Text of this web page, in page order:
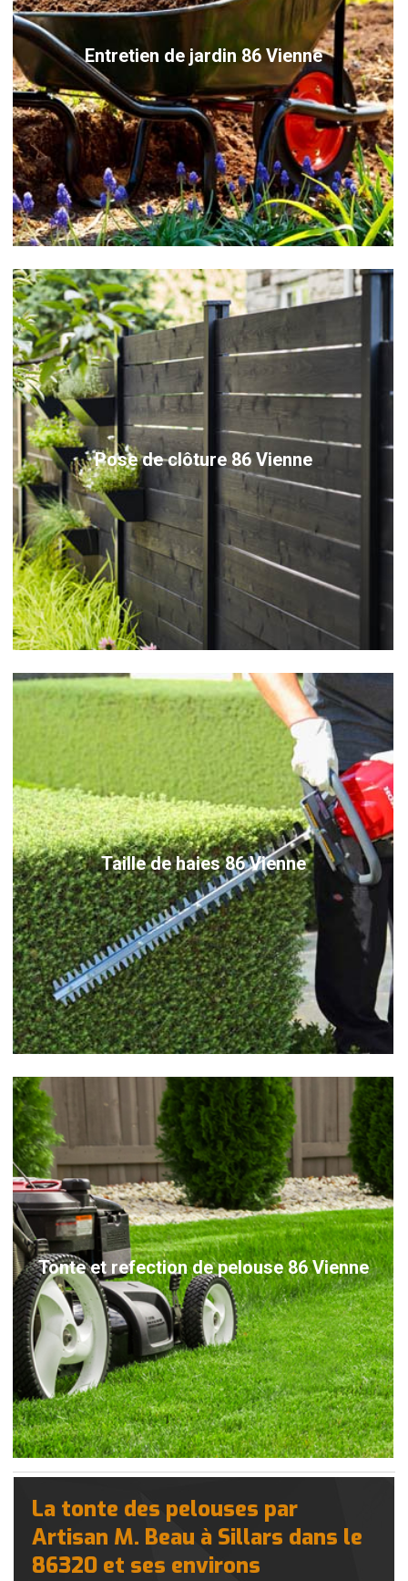
Entretien de jardin 86 Vienne
Pose de clôture 86 Vienne
Taille de haies 86 Vienne
Tonte et refection de pelouse 86 Vienne
La tonte des pelouses par
Artisan M. Beau à Sillars dans le
86320 et ses environs